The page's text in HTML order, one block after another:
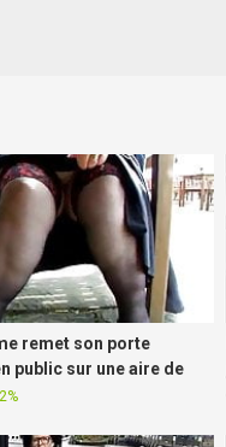
remet son porte
public sur une aire de